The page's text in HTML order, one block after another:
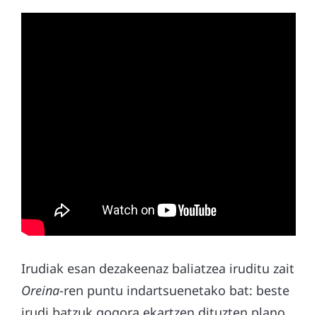
Irudiak esan dezakeenaz baliatzea iruditu zait
Oreina-ren puntu indartsuenetako bat: beste